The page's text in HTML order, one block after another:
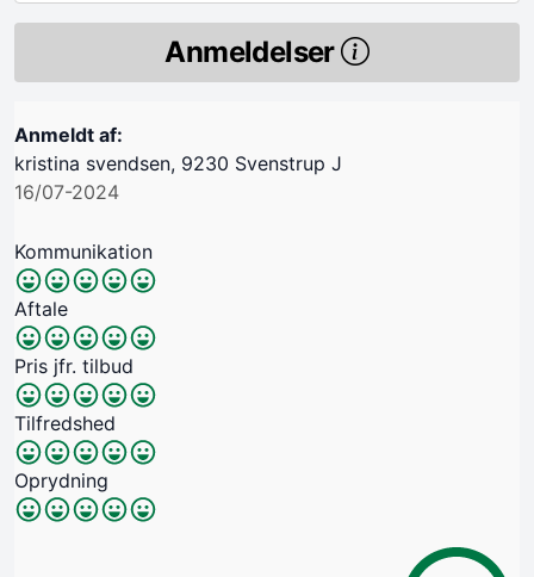
Anmeldelser
Anmeldt af:
kristina svendsen, 9230 Svenstrup J
16/07-2024
Kommunikation
Aftale
Pris jfr. tilbud
Tilfredshed
Oprydning